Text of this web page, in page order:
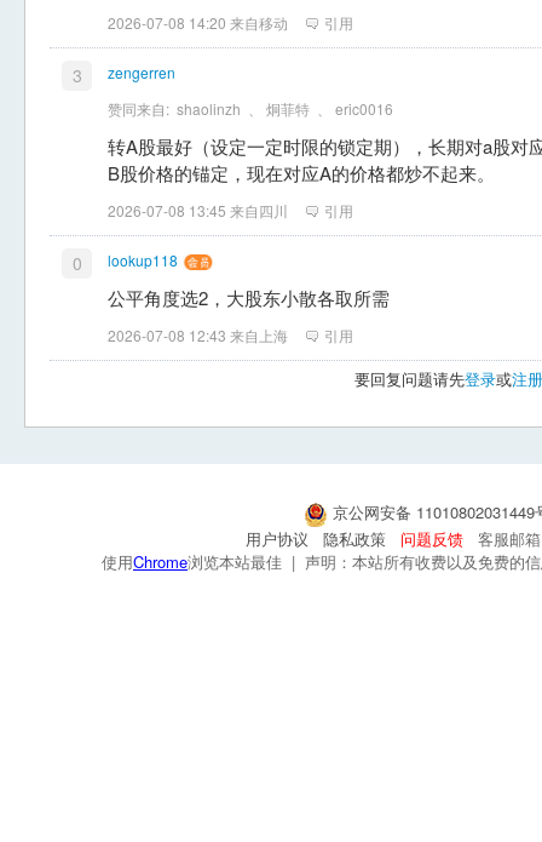
2026-07-08 14:20 来自移动 引用
3
zengerren
赞同来自: shaolinzh 炯菲特 eric0016
转A股最好（设定一定时限的锁定期），长期对a股对
B股价格的锚定，现在对应A的价格都炒不起来。
2026-07-08 13:45 来自四川 引用
0 lookup118
公平角度选2，大股东小散各取所需
2026-07-08 12:43 来自上海 引用
要回复问题请先登录或注册
京公网安备
用户协议
隐私政策 问题反馈
客服邮
使用Chrome浏览本站最佳 | 声明：本站所有收费以及免费的